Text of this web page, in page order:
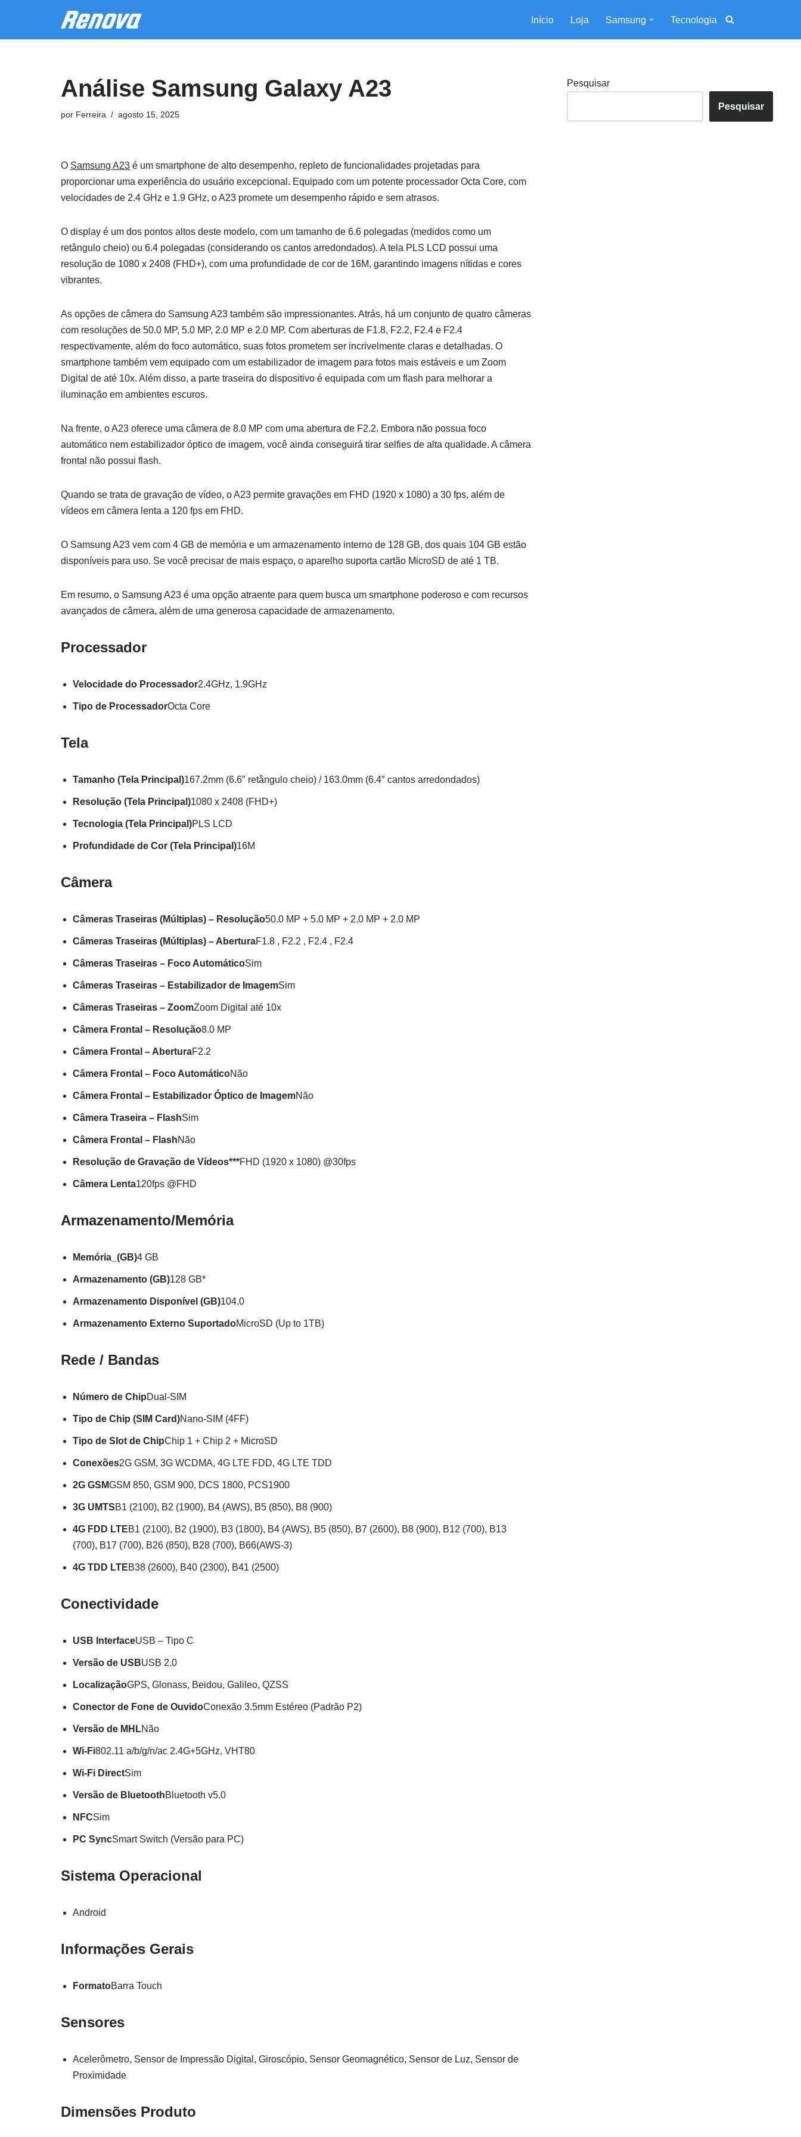
Início Loja Samsung Tecnologia
Análise Samsung Galaxy A23
por Ferreira agosto 15, 2025
O Samsung A23 é um smartphone de alto desempenho, repleto de funcionalidades projetadas para
proporcionar uma experiência do usuário excepcional. Equipado com um potente processador Octa Core, com
velocidades de 2.4 GHz e 1.9 GHz, o A23 promete um desempenho rápido e sem atrasos.
O display é um dos pontos altos deste modelo, com um tamanho de 6.6 polegadas (medidos como um
retângulo cheio) ou 6.4 polegadas (considerando os cantos arredondados). A tela PLS LCD possui uma
resolução de 1080 x 2408 (FHD+), com uma profundidade de cor de 16M, garantindo imagens nítidas e cores
vibrantes.
As opções de câmera do Samsung A23 também são impressionantes. Atrás, há um conjunto de quatro câmeras
com resoluções de 50.0 MP, 5.0 MP, 2.0 MP e 2.0 MP. Com aberturas de F1.8, F2.2, F2.4 e F2.4
respectivamente, além do foco automático, suas fotos prometem ser incrivelmente claras e detalhadas. O
smartphone também vem equipado com um estabilizador de imagem para fotos mais estáveis e um Zoom
Digital de até 10x. Além disso, a parte traseira do dispositivo é equipada com um flash para melhorar a
iluminação em ambientes escuros.
Na frente, o A23 oferece uma câmera de 8.0 MP com uma abertura de F2.2. Embora não possua foco
automático nem estabilizador óptico de imagem, você ainda conseguirá tirar selfies de alta qualidade. A câmera
frontal não possui flash.
Quando se trata de gravação de vídeo, o A23 permite gravações em FHD (1920 x 1080) a 30 fps, além de
vídeos em câmera lenta a 120 fps em FHD.
O Samsung A23 vem com 4 GB de memória e um armazenamento interno de 128 GB, dos quais 104 GB estão
disponíveis para uso. Se você precisar de mais espaço, o aparelho suporta cartão MicroSD de até 1 TB.
Em resumo, o Samsung A23 é uma opção atraente para quem busca um smartphone poderoso e com recursos
avançados de câmera, além de uma generosa capacidade de armazenamento.
Processador
Velocidade do Processador2.4GHz, 1.9GHz
Tipo de ProcessadorOcta Core
Tela
Tamanho (Tela Principal)167.2mm (6.6″ retângulo cheio) / 163.0mm (6.4″ cantos arredondados)
Resolução (Tela Principal)1080 x 2408 (FHD+)
Tecnologia (Tela Principal)PLS LCD
Profundidade de Cor (Tela Principal)16M
Câmera
Câmeras Traseiras (Múltiplas) – Resolução50.0 MP + 5.0 MP + 2.0 MP + 2.0 MP
Câmeras Traseiras (Múltiplas) – AberturaF1.8 , F2.2 , F2.4 , F2.4
Câmeras Traseiras – Foco AutomáticoSim
Câmeras Traseiras – Estabilizador de ImagemSim
Câmeras Traseiras – ZoomZoom Digital até 10x
Câmera Frontal – Resolução8.0 MP
Câmera Frontal – AberturaF2.2
Câmera Frontal – Foco AutomáticoNão
Câmera Frontal – Estabilizador Óptico de ImagemNão
Câmera Traseira – FlashSim
Câmera Frontal – FlashNão
Resolução de Gravação de Vídeos***FHD (1920 x 1080) @30fps
Câmera Lenta120fps @FHD
Armazenamento/Memória
Memória_(GB)4 GB
Armazenamento (GB)128 GB*
Armazenamento Disponível (GB)104.0
Armazenamento Externo SuportadoMicroSD (Up to 1TB)
Rede / Bandas
Número de ChipDual-SIM
Tipo de Chip (SIM Card)Nano-SIM (4FF)
Tipo de Slot de ChipChip 1 + Chip 2 + MicroSD
Conexões2G GSM, 3G WCDMA, 4G LTE FDD, 4G LTE TDD
2G GSMGSM 850, GSM 900, DCS 1800, PCS1900
3G UMTSB1 (2100), B2 (1900), B4 (AWS), B5 (850), B8 (900)
4G FDD LTEB1 (2100), B2 (1900), B3 (1800), B4 (AWS), B5 (850), B7 (2600), B8 (900), B12 (700), B13
(700), B17 (700), B26 (850), B28 (700), B66(AWS-3)
4G TDD LTEB38 (2600), B40 (2300), B41 (2500)
Conectividade
USB InterfaceUSB – Tipo C
Versão de USBUSB 2.0
LocalizaçãoGPS, Glonass, Beidou, Galileo, QZSS
Conector de Fone de OuvidoConexão 3.5mm Estéreo (Padrão P2)
Versão de MHLNão
Wi-Fi802.11 a/b/g/n/ac 2.4G+5GHz, VHT80
Wi-Fi DirectSim
Versão de BluetoothBluetooth v5.0
NFCSim
PC SyncSmart Switch (Versão para PC)
Sistema Operacional
Android
Informações Gerais
FormatoBarra Touch
Sensores
Acelerômetro, Sensor de Impressão Digital, Giroscópio, Sensor Geomagnético, Sensor de Luz, Sensor de
Proximidade
Dimensões Produto
Pesquisar
Pesquisar